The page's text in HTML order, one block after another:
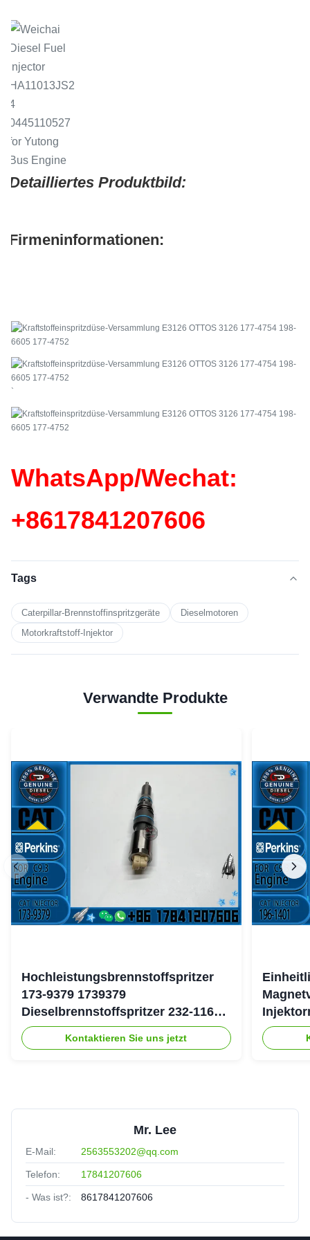
Detailliertes Produktbild:
Firmeninformationen:
`
WhatsApp/Wechat:
+8617841207606
Tags
Caterpillar-Brennstoffinspritzgeräte
Dieselmotoren
Motorkraftstoff-Injektor
Verwandte Produkte
Hochleistungsbrennstoffspritzer
173-9379 1739379
Dieselbrennstoffspritzer 232-1167
2321167 für Caterpillar 3126 Motor
Kontaktieren Sie uns jetzt
4754
Mr. Lee
E-Mail: 2563553202@qq.com
Telefon: 17841207606
- Was ist?: 8617841207606